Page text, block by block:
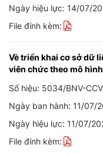
Ngày hiệu lực: 14/07/
File đính kèm:
Về triển khai cơ sở dữ
viên chức theo mô
Số hiệu: 5034/BNV-
Ngày ban hành: 11/07/
Ngày hiệu lực: 11/07/
File đính kèm: